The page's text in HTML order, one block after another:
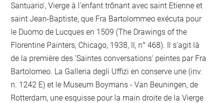
Santuario', Vierge à l'enfant trônant avec saint Etienne et
saint Jean-Baptiste, que Fra Bartolommeo exécuta pour
le Duomo de Lucques en 1509 (The Drawings of the
Florentine Painters, Chicago, 1938, II, n° 468). Il s'agit là
de la première des 'Saintes conversations' peintes par Fra
Bartolomeo. La Galleria degli Uffizi en conserve une (inv.
n. 1242 E) et le Museum Boymans - Van Beuningen, de
Rotterdam, une esquisse pour la main droite de la Vierge